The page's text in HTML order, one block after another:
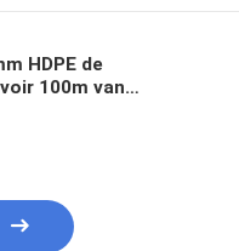
HDPE de
100m van